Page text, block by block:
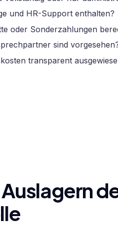
und HR-Support enthalten?
oder Sonderzahlungen
sind
transparent